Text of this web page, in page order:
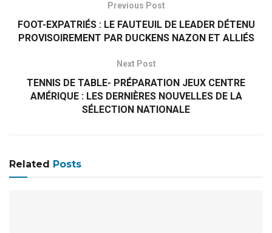
Previous Post
FOOT-EXPATRIÉS : LE FAUTEUIL DE LEADER DÉTENU
PROVISOIREMENT PAR DUCKENS NAZON ET ALLIÉS
Next Post
TENNIS DE TABLE- PRÉPARATION JEUX CENTRE
AMÉRIQUE : LES DERNIÈRES NOUVELLES DE LA
SÉLECTION NATIONALE
Related Posts